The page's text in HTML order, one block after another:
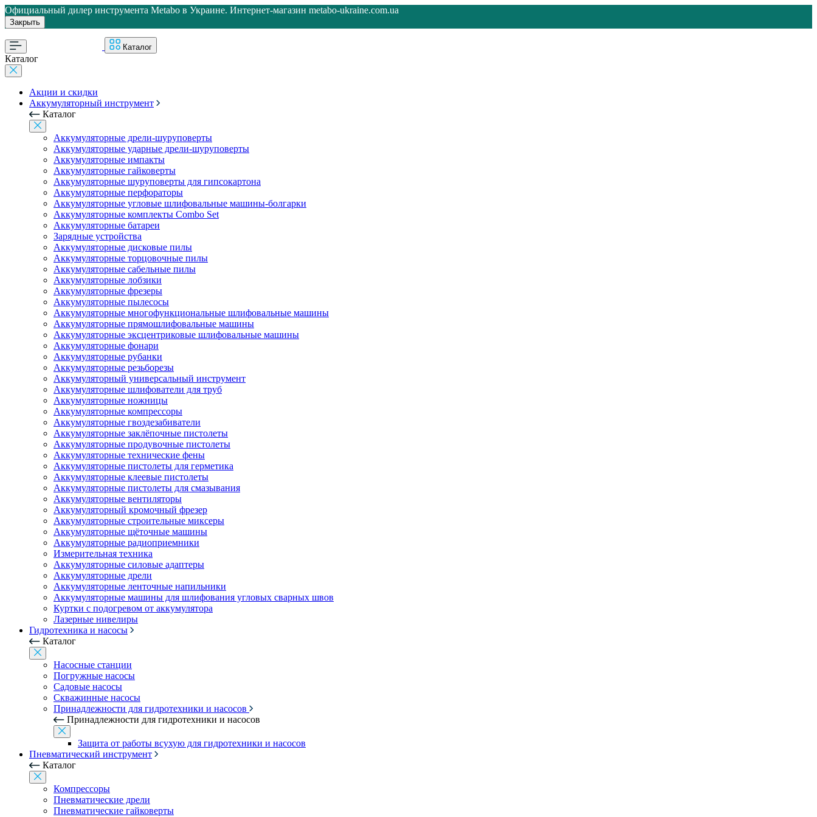
Официальный дилер инструмента Metabo в Украине. Интернет-магазин metabo-ukraine.com.ua
Закрыть
Каталог
Каталог
Акции и скидки
Аккумуляторный инструмент
Каталог
Аккумуляторные дрели-шуруповерты
Аккумуляторные ударные дрели-шуруповерты
Аккумуляторные импакты
Аккумуляторные гайковерты
Аккумуляторные шуруповерты для гипсокартона
Аккумуляторные перфораторы
Аккумуляторные угловые шлифовальные машины-болгарки
Аккумуляторные комплекты Combo Set
Аккумуляторные батареи
Зарядные устройства
Аккумуляторные дисковые пилы
Аккумуляторные торцовочные пилы
Аккумуляторные сабельные пилы
Аккумуляторные лобзики
Аккумуляторные фрезеры
Аккумуляторные пылесосы
Аккумуляторные многофункциональные шлифовальные машины
Аккумуляторные прямошлифовальные машины
Аккумуляторные эксцентриковые шлифовальные машины
Аккумуляторные фонари
Аккумуляторные рубанки
Аккумуляторные резьборезы
Аккумуляторный универсальный инструмент
Аккумуляторные шлифователи для труб
Аккумуляторные ножницы
Аккумуляторные компрессоры
Аккумуляторные гвоздезабиватели
Аккумуляторные заклёпочные пистолеты
Аккумуляторные продувочные пистолеты
Аккумуляторные технические фены
Аккумуляторные пистолеты для герметика
Аккумуляторные клеевые пистолеты
Аккумуляторные пистолеты для смазывания
Аккумуляторные вентиляторы
Аккумуляторный кромочный фрезер
Аккумуляторные строительные миксеры
Аккумуляторные щёточные машины
Аккумуляторные радиоприемники
Измерительная техника
Аккумуляторные силовые адаптеры
Аккумуляторные дрели
Аккумуляторные ленточные напильники
Аккумуляторные машины для шлифования угловых сварных швов
Куртки с подогревом от аккумулятора
Лазерные нивелиры
Гидротехника и насосы
Каталог
Насосные станции
Погружные насосы
Садовые насосы
Скважинные насосы
Принадлежности для гидротехники и насосов
Принадлежности для гидротехники и насосов
Защита от работы всухую для гидротехники и насосов
Пневматический инструмент
Каталог
Компрессоры
Пневматические дрели
Пневматические гайковерты